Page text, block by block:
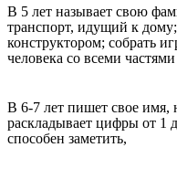
В 5 лет называет свою
транспорт, идущий к дому;
конструктором; собрать
человека со всеми частями
В 6-7 лет пишет свое имя,
раскладывает цифры от 1
способен заметить,